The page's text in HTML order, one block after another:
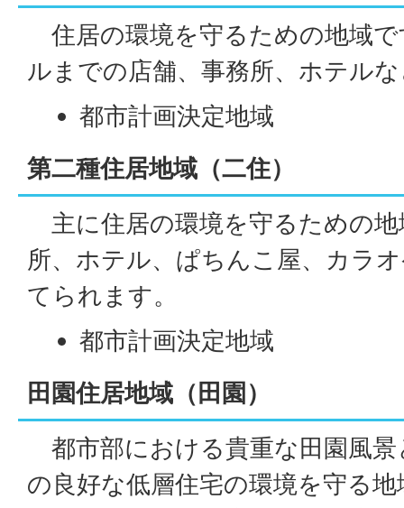
住居の環境を守るための地域
ルまでの店舗、事務所、ホテル
都市計画決定地域
第二種住居地域（二住）
主に住居の環境を守るための
所、ホテル、ぱちんこ屋、カラ
てられます。
都市計画決定地域
田園住居地域（田園）
都市部における貴重な田園風
の良好な低層住宅の環境を守る